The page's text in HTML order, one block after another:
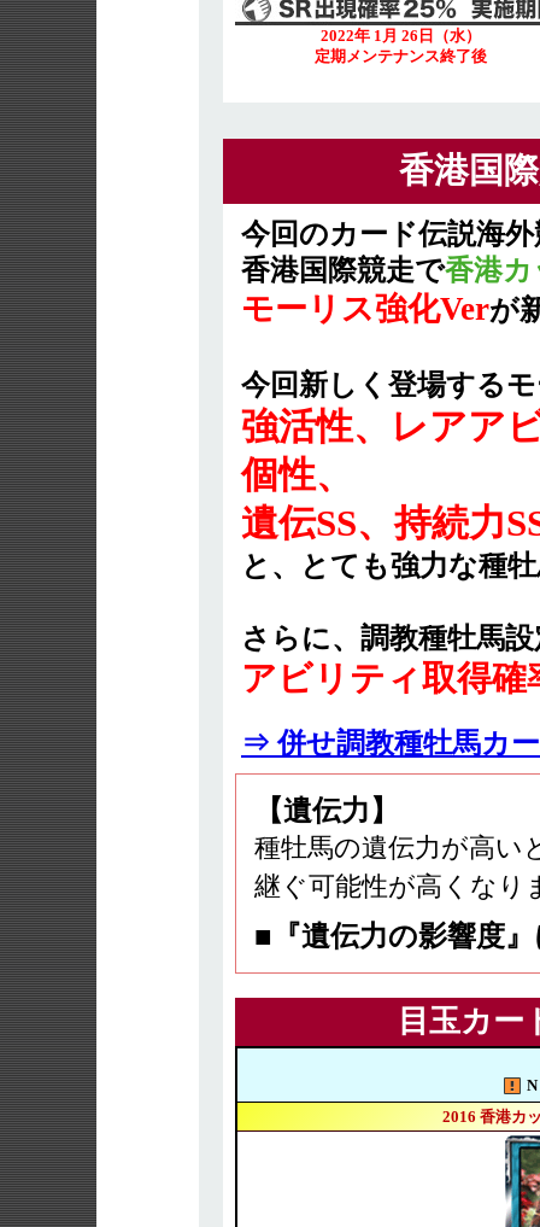
2022年 1月 26日（水）
定期メンテナンス終了後
香港国
今回のカード伝説海
香港国際競走で香港
モーリス強化Verが
今回新しく登場する
強活性、レアア
個性、
遺伝SS、持続力
と、とても強力な種
さらに、調教種牡馬
アビリティ取得確
⇒ 併せ調教種牡馬カ
【遺伝力】
種牡馬の遺伝力が高い
継ぐ可能性が高くなり
■『遺伝力の影響度
目玉カ
2016 香港カ